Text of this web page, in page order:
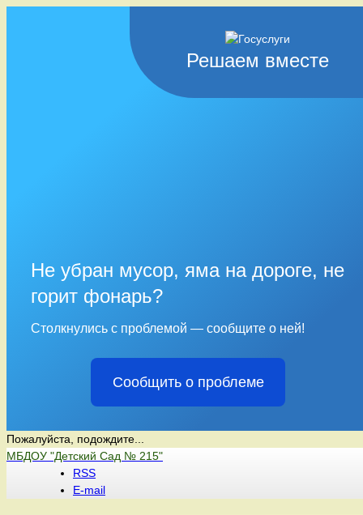
Решаем вместе
Не убран мусор, яма на дороге, не
горит фонарь?
Столкнулись с проблемой — сообщите о ней!
Сообщить о проблеме
Пожалуйста, подождите...
Перейти
содержимому
МБДОУ "Детский Сад № 215"
RSS
E-mail